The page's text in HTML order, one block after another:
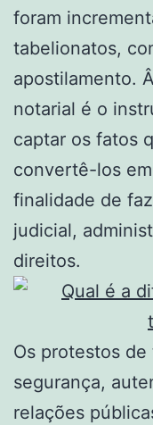
foram
tabelionatos,
apostilamento.
notarial é o
captar os fatos
convertê-los
finalidade de
judicial,
direitos.
Os protestos
segurança,
relações